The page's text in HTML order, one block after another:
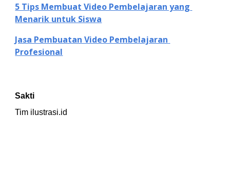
5 Tips Membuat Video Pembelajaran yang
Menarik untuk Siswa
Jasa Pembuatan Video Pembelajaran
Profesional
Sakti
Tim ilustrasi.id